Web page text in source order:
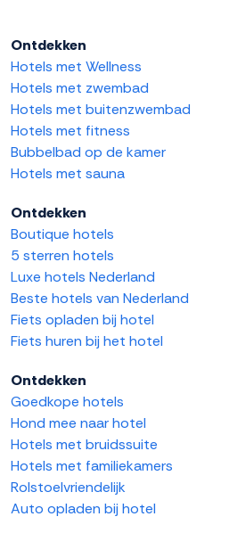
Ontdekken
Hotels met Wellness
Hotels met zwembad
Hotels met buitenzwembad
Hotels met fitness
Bubbelbad op de kamer
Hotels met sauna
Ontdekken
Boutique hotels
5 sterren hotels
Luxe hotels Nederland
Beste hotels van Nederland
Fiets opladen bij hotel
Fiets huren bij het hotel
Ontdekken
Goedkope hotels
Hond mee naar hotel
Hotels met bruidssuite
Hotels met familiekamers
Rolstoelvriendelijk
Auto opladen bij hotel